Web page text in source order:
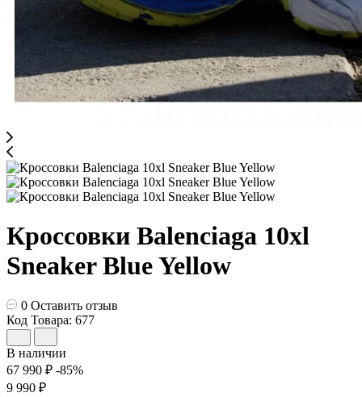
Кроссовки Balenciaga 10xl
Sneaker Blue Yellow
0 Оставить отзыв
Код Товара: 677
В наличии
67 990 ₽ -85%
9 990 ₽